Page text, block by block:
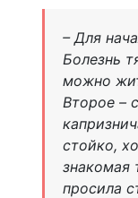
– Для
Болезнь
можно
Второе –
стойко,
знакомая
просила